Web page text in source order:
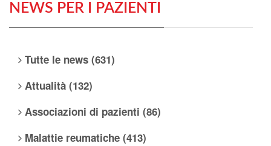
NEWS PER I PAZIENTI
Tutte le news (631)
Attualità (132)
Associazioni di pazienti (86)
Malattie reumatiche (413)